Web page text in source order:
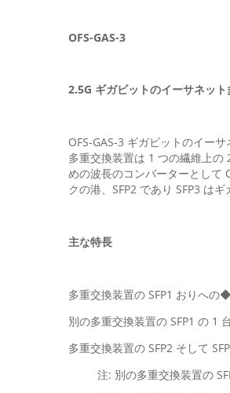
OFS-GAS-3
2.5G ギガビットのイーサネッ
OFS-GAS-3 ギガビットのイー
多重交換装置は 1 つの繊維上
めの波長のコンバーターとして
クの港、SFP2 であり SFP3 は
主な特長
多重交換装置の SFP1 おりへの
別の多重交換装置の SFP1 の 1
多重交換装置の SFP2 そして
注: 別の多重交換装置の